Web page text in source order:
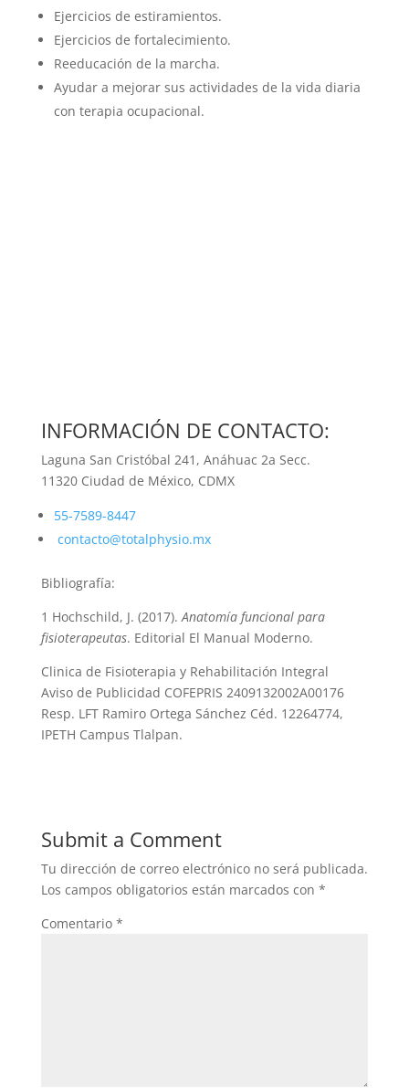
Ejercicios de estiramientos.
Ejercicios de fortalecimiento.
Reeducación de la marcha.
Ayudar a mejorar sus actividades de la vida diaria
con terapia ocupacional.
INFORMACIÓN DE CONTACTO:
Laguna San Cristóbal 241, Anáhuac 2a Secc.
11320 Ciudad de México, CDMX
55-7589-8447
contacto@totalphysio.mx
Bibliografía:
1 Hochschild, J. (2017).Anatomía funcional para
fisioterapeutas. Editorial El Manual Moderno.
Clinica de Fisioterapia y Rehabilitación Integral
Aviso de Publicidad COFEPRIS 2409132002A00176
Resp. LFT Ramiro Ortega Sánchez Céd. 12264774,
IPETH Campus Tlalpan.
Submit a Comment
Tu dirección de correo electrónico no será publicada.
Los campos obligatorios están marcados con *
Comentario *